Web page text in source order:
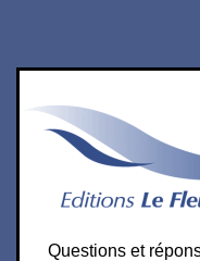
Questions et